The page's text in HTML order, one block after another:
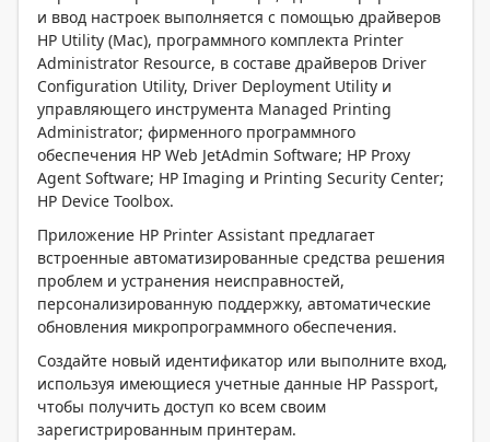
и ввод настроек выполняется с помощью драйверов
HP Utility (Mac), программного комплекта Printer
Administrator Resource, в составе драйверов Driver
Configuration Utility, Driver Deployment Utility и
управляющего инструмента Managed Printing
Administrator; фирменного программного
обеспечения HP Web JetAdmin Software; HP Proxy
Agent Software; HP Imaging и Printing Security Center;
HP Device Toolbox.
Приложение HP Printer Assistant предлагает
встроенные автоматизированные средства решения
проблем и устранения неисправностей,
персонализированную поддержку, автоматические
обновления микропрограммного обеспечения.
Создайте новый идентификатор или выполните вход,
используя имеющиеся учетные данные HP Passport,
чтобы получить доступ ко всем своим
зарегистрированным принтерам.